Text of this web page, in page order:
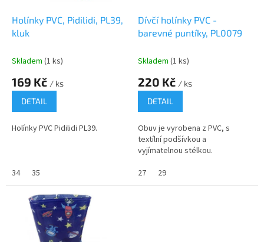
Holínky PVC, Pidilidi, PL39,
kluk
Skladem (1 ks)
169 Kč / ks
DETAIL
Holínky PVC Pidilidi PL39.
34 35
Dívčí holínky PVC -
barevné puntíky, PL0079
Skladem (1 ks)
220 Kč / ks
DETAIL
Obuv je vyrobena z PVC, s
textílní podšívkou a
vyjímatelnou stélkou.
27
29